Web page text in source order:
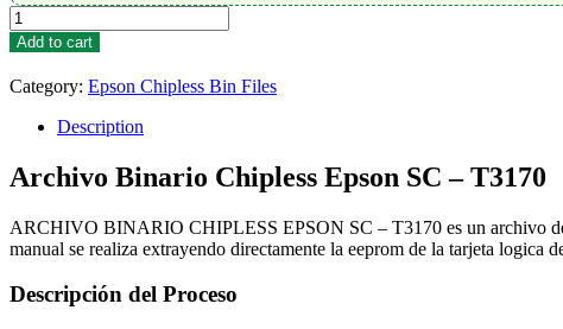
Chipless
Epson
SC
-
T3170
Archive
quantity
Add to cart
Category: Epson Chipless Bin Files
Description
Archivo Binario Chipless Epson SC – T3170
ARCHIVO BINARIO CHIPLESS EPSON SC – T3170 es un archivo
manual se realiza extrayendo directamente la eeprom de la tarjeta logica
Descripción del Proceso